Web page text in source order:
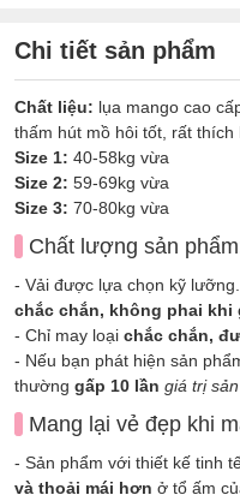
Chi tiết sản phẩm
Chất liệu: lụa mango cao
thấm hút mồ hôi tốt, rất thích
Size 1: 40-58kg vừa
Size 2: 59-69kg vừa
Size 3: 70-80kg vừa
Chất lượng sản
- Vải được lựa chọn kỹ
chắc chắn, không phai khi
- Chỉ may loại chắc chắn,
- Nếu bạn phát hiện sản
thường gấp 10 lần giá trị sản
Mang lại vẻ đẹp khi
- Sản phẩm với thiết kế tinh
và thoải mái hơn ở tổ ấm